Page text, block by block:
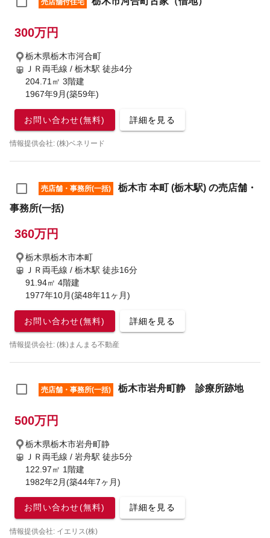
売店舗付住宅
300万円
栃木県栃木市河合町
ＪＲ両毛線 / 栃木駅 徒歩4分
204.71㎡ 3階建
1967年9月(築59年)
お問い合わせ(無料) 詳細を見る
情報提供会社: (株)ベネリード
売店舗・事務所(一括)
栃木市 本町 (栃木駅) の売店舗・
事務所(一括)
360万円
栃木県栃木市本町
ＪＲ両毛線 / 栃木駅 徒歩16分
91.94㎡ 4階建
1977年10月(築48年11ヶ月)
お問い合わせ(無料) 詳細を見る
情報提供会社: (株)まんまる不動産
売店舗・事務所(一括) 栃木市岩舟町静 診療所跡地
500万円
栃木県栃木市岩舟町静
ＪＲ両毛線 / 岩舟駅 徒歩5分
122.97㎡ 1階建
1982年2月(築44年7ヶ月)
お問い合わせ(無料) 詳細を見る
情報提供会社: イエリス(株)